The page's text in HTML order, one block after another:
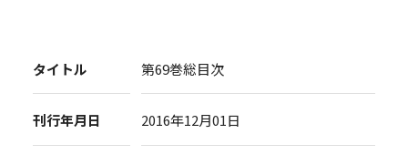
タイトル 第69巻総目次
刊行年月日 2016年12月01日